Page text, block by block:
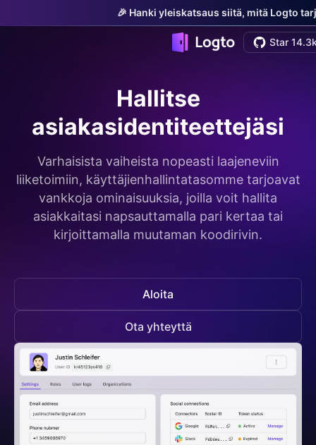
🎉 Hanki yleiskatsaus siitä, mitä Logto
Star
Hallitse
asiakasidentiteettejäsi
Varhaisista vaiheista nopeasti laajeneviin
liiketoimiin, käyttäjienhallintatasomme tarjoavat
vankkoja ominaisuuksia, joilla voit hallita
asiakkaitasi napsauttamalla pari kertaa tai
kirjoittamalla muutaman koodirivin.
Aloita
Ota yhteyttä